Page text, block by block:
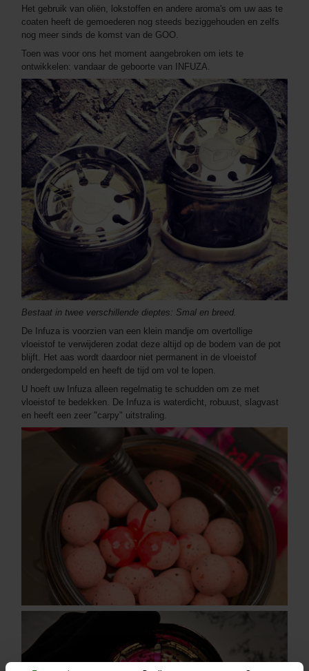
Het gebruik van oliën, lokstoffen en andere aroma's om uw aas te
coaten heeft de gemoederen nog steeds beziggehouden en zelfs
nog meer sinds de komst van de GOO.
Toen was voor ons het moment aangebroken om iets te
ontwikkelen: vandaar de geboorte van INFUZA.
Bestaat in twee verschillende dieptes: Smal en breed.
De Infuza is voorzien van een klein mandje om overtollige
vloeistof te verwijderen zodat deze altijd op de bodem van de pot
blijft. Het aas wordt daardoor niet permanent in de vloeistof
ondergedompeld en heeft de tijd om vol te lopen.
U hoeft uw Infuza alleen regelmatig te schudden om ze met
vloeistof te bedekken. De Infuza is waterdicht, robuust, slagvast
en heeft een zeer "carpy" uitstraling.